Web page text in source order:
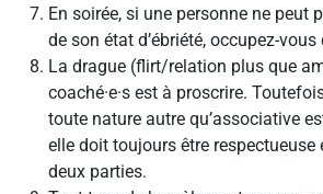
En soirée, si une personne ne peut
de son état d’ébriété, occupez-vous
La drague (flirt/relation plus que
coaché·e·s est à proscrire.
toute nature autre qu’associative
elle doit toujours être respectueuse
deux parties.